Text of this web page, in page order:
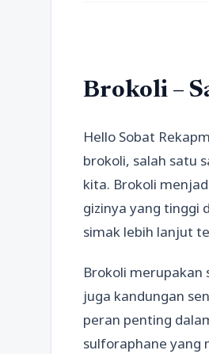
Brokoli –
Hello Sobat
brokoli, salah satu
kita. Brokoli
gizinya yang tinggi
simak lebih lanjut
Brokoli merupakan
juga kandungan
peran penting
sulforaphane yang